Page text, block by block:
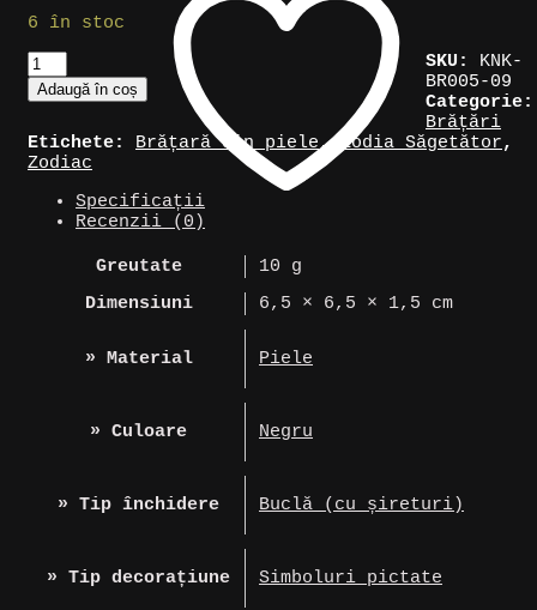
6 în stoc
Cantitate
Brățară
din
cu
zodia
auriu
Adaugă în coș
SKU: KNK-
BR005-09
Categorie:
Brățări
Etichete: Brățară din piele, Zodia Săgetător,
Zodiac
Specificații
Recenzii (0)
Greutate
10 g
Dimensiuni
6,5 × 6,5 × 1,5 cm
» Material Piele
» Culoare Negru
» Tip închidere Buclă (cu șireturi)
» Tip decorațiune Simboluri pictate